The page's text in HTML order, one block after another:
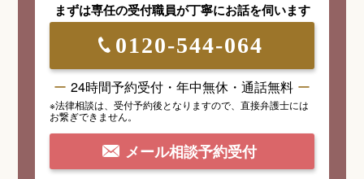
まずは専任の受付職員が丁寧にお話を伺います
0120-544-064
24時間予約受付・年中無休・通話無料
※法律相談は、受付予約後となりますので、 直接弁護士には
お繋ぎできません。
メール相談予約受付